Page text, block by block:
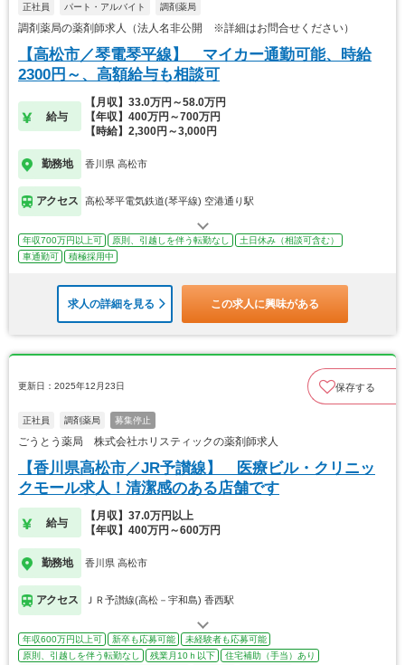
正社員 パート・アルバイト 調剤薬局
調剤薬局の薬剤師求人（法人名非公開 ※詳細はお問合せください）
【高松市／琴電琴平線】 マイカー通勤可能、時給
2300円～、高額給与も相談可
給与
【月収】33.0万円～58.0万円
【年収】400万円～700万円
【時給】2,300円～3,000円
勤務地 香川県 高松市
アクセス 高松琴平電気鉄道(琴平線) 空港通り駅
年収700万円以上可 原則、引越しを伴う転勤なし
土日休み（相談可含む）
車通勤可
積極採用中
求人の詳細を見る この求人に興味がある
更新日：2025年12月23日 保存する
正社員 調剤薬局 募集停止
ごうとう薬局 株式会社ホリスティックの薬剤師求人
【香川県高松市／JR予讃線】 医療ビル・クリニッ
クモール求人！清潔感のある店舗です
給与
【月収】37.0万円以上
【年収】400万円～600万円
勤務地 香川県 高松市
アクセス ＪＲ予讃線(高松－宇和島) 香西駅
年収600万円以上可 新卒も応募可能
未経験者も応募可能
原則、引越しを伴う転勤なし
残業月10ｈ以下
住宅補助（手当）あり